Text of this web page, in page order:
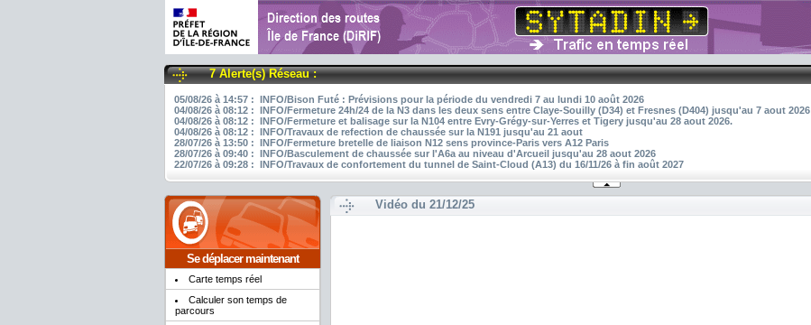
7 Alerte(s) Réseau :
05/08/26 à 14:57 : INFO/Bison Futé : Prévisions pour la période du vendredi 7 au lundi 10 août 2026
04/08/26 à 08:12 : INFO/Fermeture 24h/24 de la N3 dans les deux sens entre Claye-Souilly (D34) et Fresnes (D404) jusqu'au 7 aout 2026
04/08/26 à 08:12 : INFO/Fermeture et balisage sur la N104 entre Evry-Grégy-sur-Yerres et Tigery jusqu'au 28 aout 2026.
04/08/26 à 08:12 : INFO/Travaux de refection de chaussée sur la N191 jusqu'au 21 aout
28/07/26 à 13:50 : INFO/Fermeture bretelle de liaison N12 sens province-Paris vers A12 Paris
28/07/26 à 09:40 : INFO/Basculement de chaussée sur l'A6a au niveau d'Arcueil jusqu'au 28 aout 2026
22/07/26 à 09:28 : INFO/Travaux de confortement du tunnel de Saint-Cloud (A13) du 16/11/26 à fin août 2027
Se déplacer maintenant
Carte temps réel
Calculer son temps de
parcours
Vidéo du 21/12/25